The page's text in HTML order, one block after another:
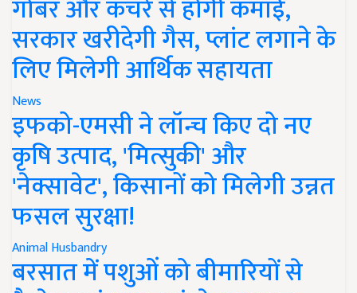
गोबर और कचरे से होगी कमाई,
सरकार खरीदेगी गैस, प्लांट लगाने के
लिए मिलेगी आर्थिक सहायता
News
इफको-एमसी ने लॉन्च किए दो नए
कृषि उत्पाद, 'मित्सुकी' और
'नेक्सावेट', किसानों को मिलेगी उन्नत
फसल सुरक्षा!
Animal Husbandry
बरसात में पशुओं को बीमारियों से